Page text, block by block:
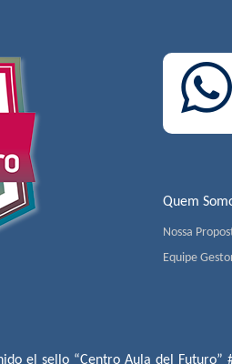
Quem
Nossa
Equipe
el sello “Centro Aula del